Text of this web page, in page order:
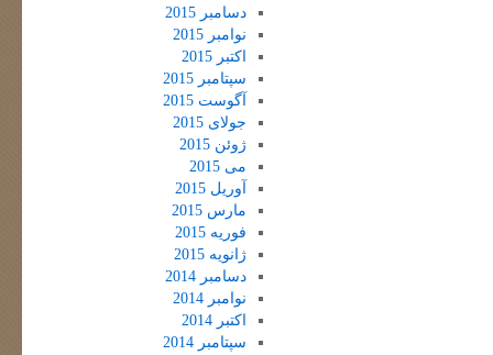
دسامبر 2015
نوامبر 2015
اکتبر 2015
سپتامبر 2015
آگوست 2015
جولای 2015
ژوئن 2015
می 2015
آوریل 2015
مارس 2015
فوریه 2015
ژانویه 2015
دسامبر 2014
نوامبر 2014
اکتبر 2014
سپتامبر 2014